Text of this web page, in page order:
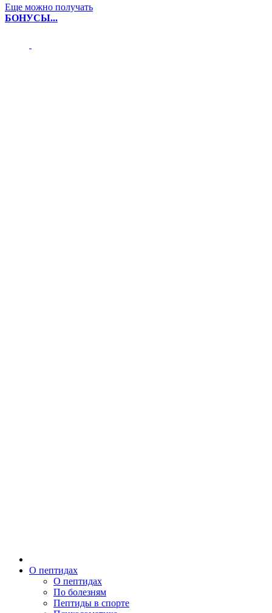
Еще можно получать
БОНУСЫ...
О пептидах
О пептидах
По болезням
Пептиды в спорте